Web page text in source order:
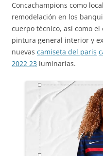
Concachampions como
remodelación en los
cuerpo técnico, así como
pintura general interior y
nuevas camiseta del paris
2022 23 luminarias.